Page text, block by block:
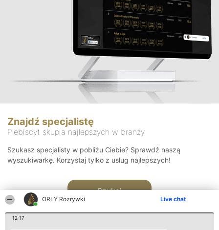
ORŁY Rozrywki Live chat
12:17
Znajdź specjalistę
Plebiscyt skupia najlepszych w branży
Szukasz specjalisty w pobliżu Ciebie? Sprawdź naszą
wyszukiwarkę. Korzystaj tylko z usług najlepszych!
Szukaj